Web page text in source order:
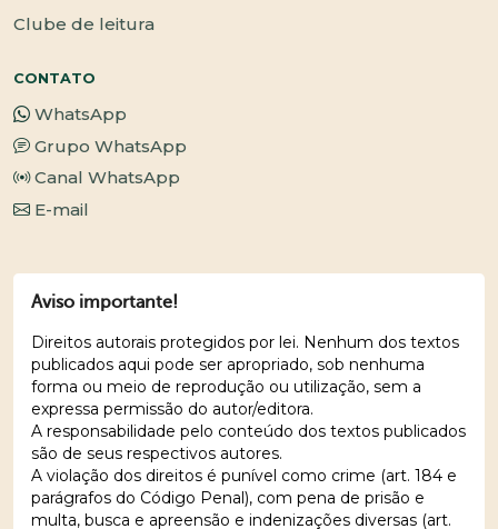
Clube de leitura
CONTATO
WhatsApp
Grupo WhatsApp
Canal WhatsApp
E-mail
Aviso importante!
Direitos autorais protegidos por lei. Nenhum dos textos
publicados aqui pode ser apropriado, sob nenhuma
forma ou meio de reprodução ou utilização, sem a
expressa permissão do autor/editora.
A responsabilidade pelo conteúdo dos textos publicados
são de seus respectivos autores.
A violação dos direitos é punível como crime (art. 184 e
parágrafos do Código Penal), com pena de prisão e
multa, busca e apreensão e indenizações diversas (art.